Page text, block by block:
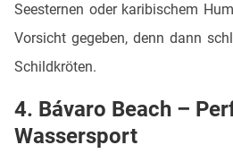
Seesternen oder karibischem
Vorsicht gegeben, denn dann
Schildkröten.
4. Bávaro Beach –
Wassersport